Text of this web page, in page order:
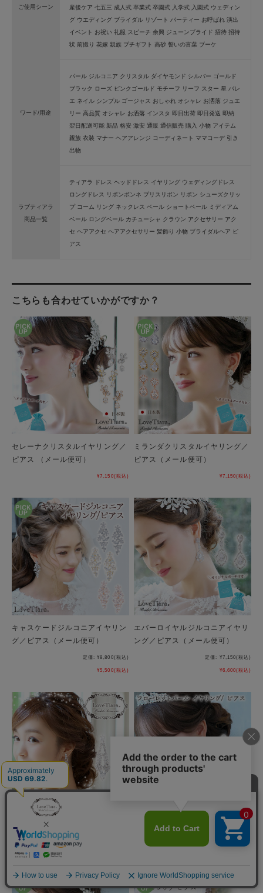
ご使用シーン
産後ケア 七五三 成人式 卒業式 卒園式 入学式 入園式 ウェディン
グ ウエディング ブライダル リゾート パーティー お呼ばれ 演出
イベント お祝い 礼服 スピーチ 余興 ジューンブライド 招待 招待
状 前撮り 花嫁 親族 プチギフト 高砂 誓いの言葉 ブーケ
ワード/用途
パール ジルコニア クリスタル ダイヤモンド シルバー ゴールド
ブラック ローズ ピンクゴールド モチーフ リーフ スター 星 バレ
エ ネイル シンプル ゴージャス おしゃれ オシャレ お洒落 ジュエ
リー 高品質 オシャレ お洒落 インスタ 即日出荷 即日発送 即納
翌日配送可能 新品 格安 激安 通販 通信販売 購入 小物 アイテム
親族 衣装 マナー ヘアアレンジ コーディネート ママコーデ 引き
出物
ラブティアラ
商品一覧
ティアラ ドレス ヘッドドレス イヤリング ウェディングドレス
ロングドレス リボンボンネ プリスリボン リボン シューズクリッ
プ コーム リング ネックレス ベール ショートベール ミディアム
ベール ロングベール カチューシャ クラウン アクセサリー アク
セ ヘアアクセ ヘアアクセサリー 髪飾り 小物 ブライダルヘア ピ
アス
こちらも合わせていかがですか？
セレーナクリスタルイヤリング／
ピアス （メール便可）
¥7,150(税込)
ミランダクリスタルイヤリング／
ピアス（メール便可）
¥7,150(税込)
キャスケードジルコニアイヤリン
グ／ピアス（メール便可）
定価: ¥8,800(税込)
¥5,500(税込)
エバーロイヤルジルコニアイヤリ
ング／ピアス（メール便可）
定価: ¥7,150(税込)
¥6,600(税込)
シアラクリスタルイヤリング／ピ
アス（メール便可）
フローレットパールイヤリング／